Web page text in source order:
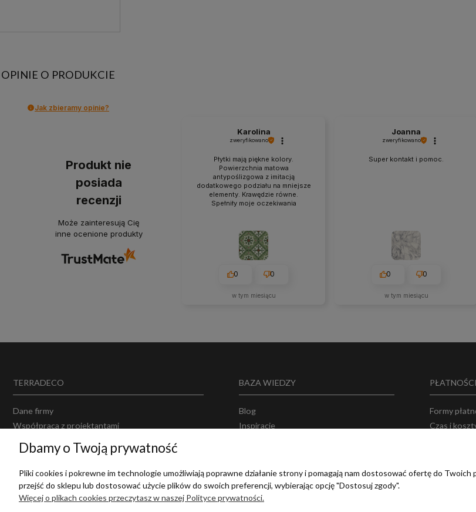
OPINIE O PRODUKCIE
Jak zbieramy opinie?
Produkt nie
posiada
recenzji
Może zainteresują Cię
inne ocenione produkty
Karolina
zweryfikowano
Płytki mają piękne kolory.
Powierzchnia matowa
antypoślizgowa z imitacją
dodatkowego podziału na mniejsze
elementy. Krawędzie równe.
Spełniły moje oczekiwania
0 0
w tym miesiącu
Joanna
zweryfikowano
Super kontakt i pomoc.
0 0
w tym miesiącu
TERRADECO
Dane firmy
Współpraca z projektantami
Projektowanie wnętrz
Producenci
BAZA WIEDZY
Blog
Inspiracje
Regulamin
Formy
Czas i
Dbamy o Twoją prywatność
Pliki cookies i pokrewne im technologie umożliwiają poprawne działanie strony i pomagają nam dostosować ofertę do
przejść do sklepu lub dostosować użycie plików do swoich preferencji, wybierając opcję "Dostosuj zgody".
Więcej o plikach cookies przeczytasz w naszej Polityce prywatności.